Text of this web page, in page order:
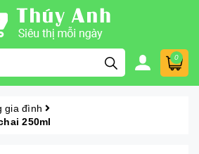
0
gia đình
250ml